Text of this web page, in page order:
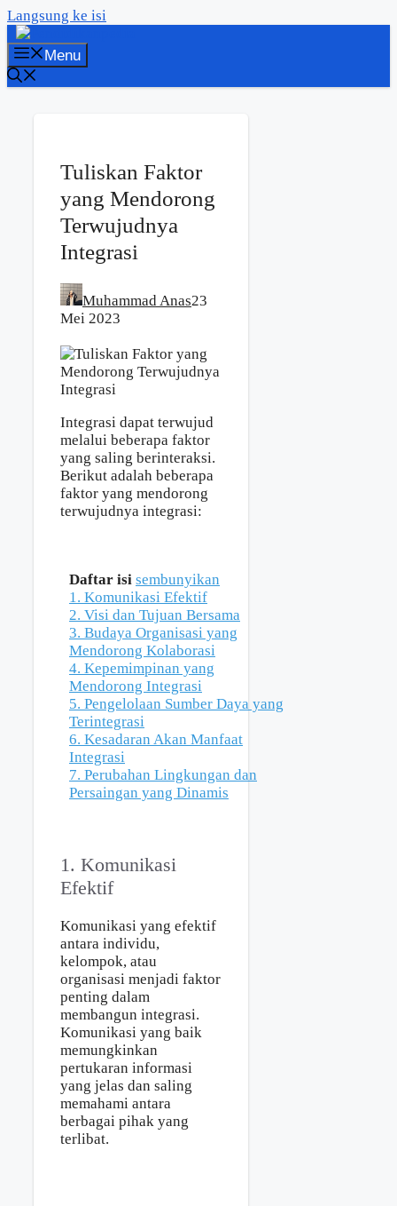
Langsung ke isi
Menu
Tuliskan Faktor
yang Mendorong
Terwujudnya
Integrasi
Muhammad Anas23
Mei 2023
Integrasi dapat terwujud
melalui beberapa faktor
yang saling berinteraksi.
Berikut adalah beberapa
faktor yang mendorong
terwujudnya integrasi:
Daftar isi sembunyikan
1. Komunikasi Efektif
2. Visi dan Tujuan Bersama
3. Budaya Organisasi yang
Mendorong Kolaborasi
4. Kepemimpinan yang
Mendorong Integrasi
5. Pengelolaan Sumber Daya yang
Terintegrasi
6. Kesadaran Akan Manfaat
Integrasi
7. Perubahan Lingkungan dan
Persaingan yang Dinamis
1. Komunikasi
Efektif
Komunikasi yang efektif
antara individu,
kelompok, atau
organisasi menjadi faktor
penting dalam
membangun integrasi.
Komunikasi yang baik
memungkinkan
pertukaran informasi
yang jelas dan saling
memahami antara
berbagai pihak yang
terlibat.